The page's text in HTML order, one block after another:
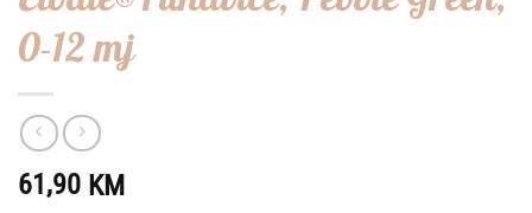
0-12 mj
61,90 KM